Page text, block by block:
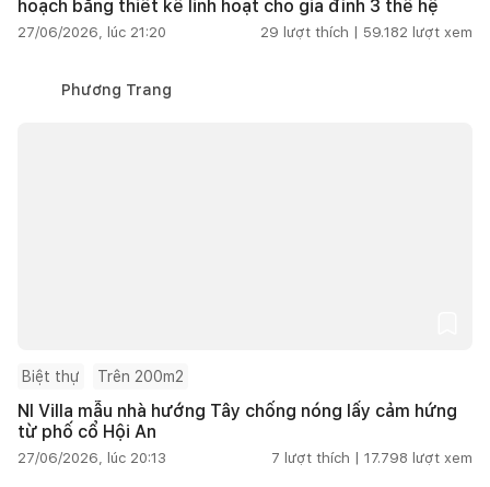
hoạch bằng thiết kế linh hoạt cho gia đình 3 thế hệ
27/06/2026, lúc 21:20 29 lượt thích | 59.182 lượt xem
Phương Trang
Biệt thự Trên 200m2
NI Villa mẫu nhà hướng Tây chống nóng lấy cảm hứng
từ phố cổ Hội An
27/06/2026, lúc 20:13 7 lượt thích | 17.798 lượt xem